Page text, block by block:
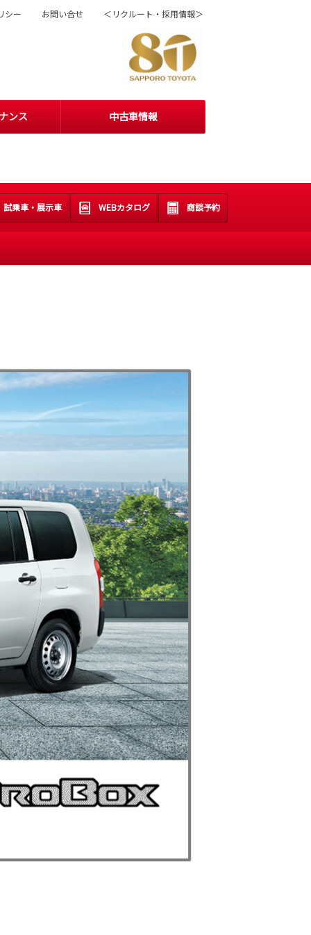
ンス 中古車情報
シー お問い合せ ＜リクルート・採用情報＞
試乗車・展示車 WEBカタログ 商談予約